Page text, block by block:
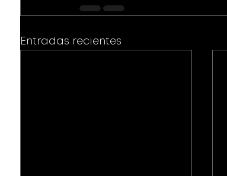
Entradas recientes